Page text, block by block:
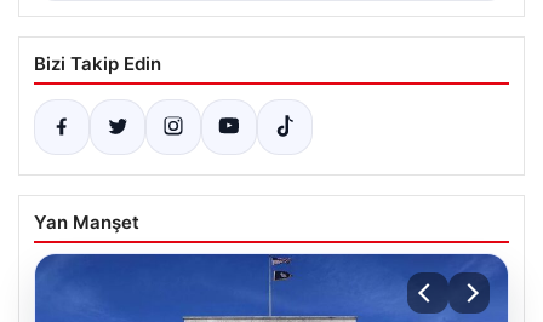
Bizi Takip Edin
Yan Manşet